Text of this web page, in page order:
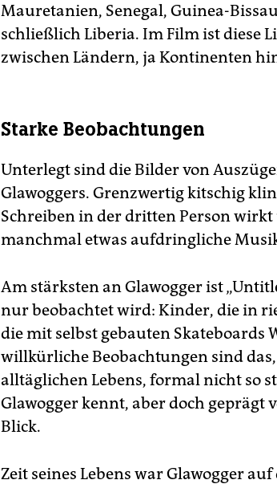
Mauretanien, Senegal, Guinea-
schließlich Liberia. Im Film ist diese
zwischen Ländern, ja Kontinenten
Starke Beobachtungen
Unterlegt sind die Bilder von
Glawoggers. Grenzwertig kitschig
Schreiben in der dritten Person
manchmal etwas aufdringliche
Am stärksten an Glawogger ist
nur beobachtet wird: Kinder, die in
die mit selbst gebauten Skateboards
willkürliche Beobachtungen sind
alltäglichen Lebens, formal nicht so
Glawogger kennt, aber doch geprägt
Blick.
Zeit seines Lebens war Glawogger